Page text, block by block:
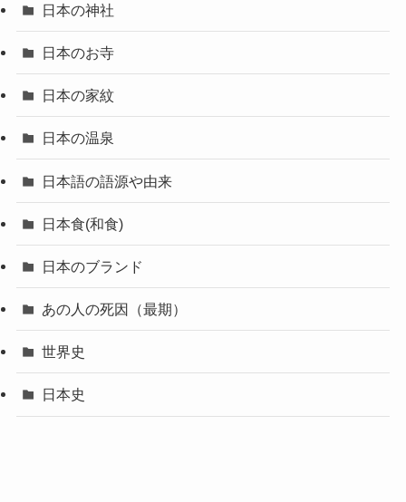
日本の神社
日本のお寺
日本の家紋
日本の温泉
日本語の語源や由来
日本食(和食)
日本のブランド
あの人の死因（最期）
世界史
日本史